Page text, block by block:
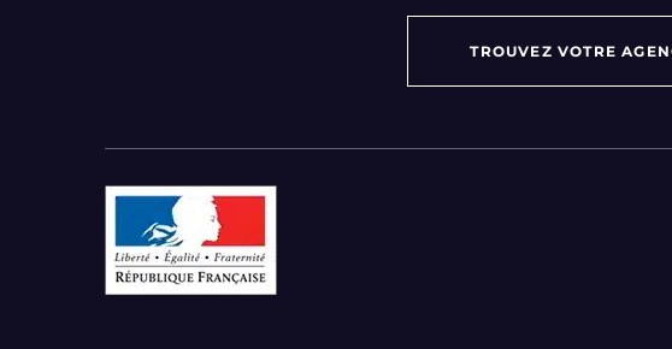
TROUVEZ VOTRE
Par région :
Auvergne-Rhône-Alpes
Bourgogne-Franche-Comté